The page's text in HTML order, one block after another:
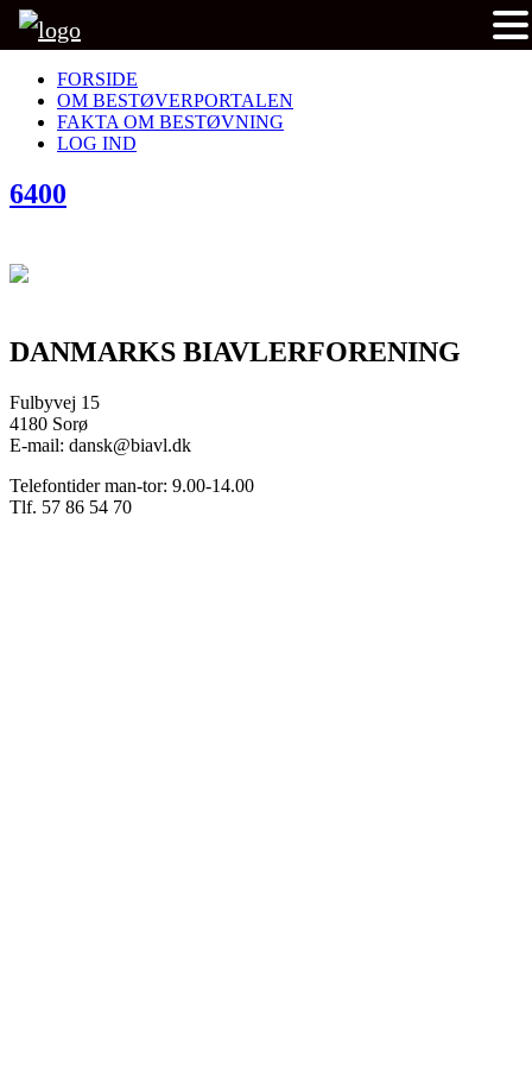
FORSIDE
OM BESTØVERPORTALEN
FAKTA OM BESTØVNING
LOG IND
6400
DANMARKS BIAVLERFORENING
Fulbyvej 15
4180 Sorø
E-mail: dansk@biavl.dk
Telefontider man-tor: 9.00-14.00
Tlf. 57 86 54 70